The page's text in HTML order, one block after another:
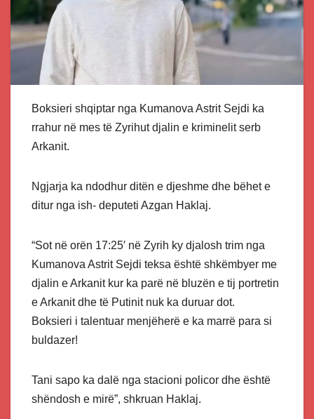
Boksieri shqiptar nga Kumanova Astrit Sejdi ka
rrahur në mes të Zyrihut djalin e kriminelit serb
Arkanit.
Ngjarja ka ndodhur ditën e djeshme dhe bëhet e
ditur nga ish- deputeti Azgan Haklaj.
“Sot në orën 17:25′ në Zyrih ky djalosh trim nga
Kumanova Astrit Sejdi teksa është shkëmbyer me
djalin e Arkanit kur ka parë në bluzën e tij portretin
e Arkanit dhe të Putinit nuk ka duruar dot.
Boksieri i talentuar menjëherë e ka marrë para si
buldazer!
Tani sapo ka dalë nga stacioni policor dhe është
shëndosh e mirë”, shkruan Haklaj.